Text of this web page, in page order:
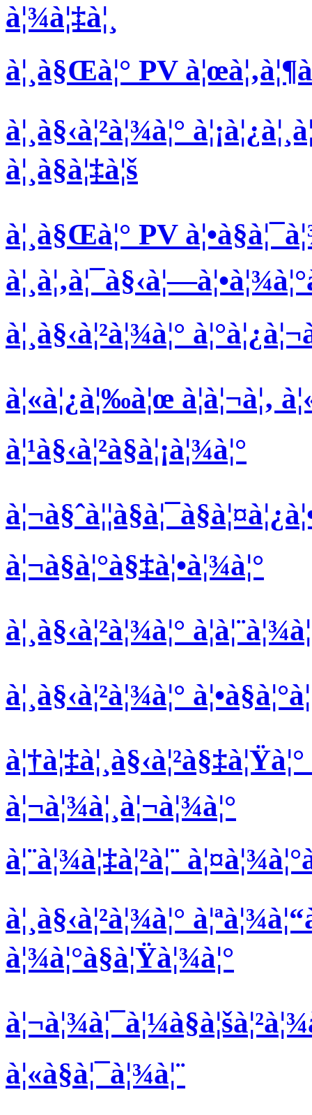
à¦¾à¦‡à¦¸
à¦¸à§Œà¦° PV
à¦¸à§‹à¦²à¦¾à¦°
à¦¸à§à¦‡à¦š
à¦¸à§Œà¦° PV
à¦¸à§‹à¦²à¦¾à¦°
à¦«à¦¿à¦‰à¦œ à¦à¦¬à¦‚
à¦¹à§‹à¦²à§à¦¡à¦¾à¦°
à¦¬à§à¦°à§‡à¦•à¦¾à¦°
à¦¸à§‹à¦²à¦¾à¦°
à¦¸à§‹à¦²à¦¾à¦°
à¦†à¦‡à¦¸à§‹à¦²à§‡à¦Ÿà¦°
à¦¬à¦¾à¦¸à¦¬à¦¾à¦°
à¦¨à¦¾à¦‡à¦²à¦¨
à¦¸à§‹à¦²à¦¾à¦°
à¦¾à¦°à§à¦Ÿà¦¾à¦°
à¦«à§à¦¯à¦¾à¦¨